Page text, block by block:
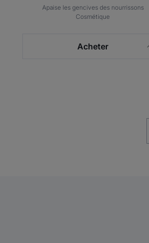
Apaise les gencives des nourrissons
Cosmétique
Acheter